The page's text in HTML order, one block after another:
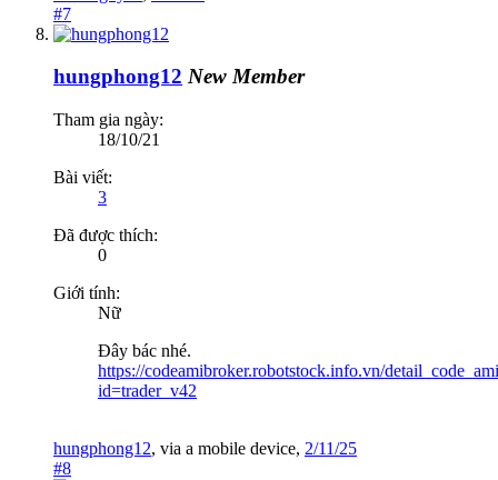
#7
hungphong12 New Member
Tham gia ngày:
18/10/21
Bài viết:
3
Đã được thích:
0
Giới tính:
Nữ
Đây bác nhé.
https://codeamibroker.robotstock.info.vn/
id=trader_v42
hungphong12, via a mobile device, 2/11/25
#8